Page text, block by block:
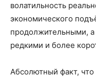
волатильность
экономического
продолжительными,
редкими и более
Абсолютный факт, что